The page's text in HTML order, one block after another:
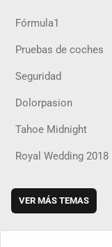
Fórmula1
Pruebas de coches
Seguridad
Dolorpasion
Tahoe Midnight
Royal Wedding 2018
VER MÁS TEMAS